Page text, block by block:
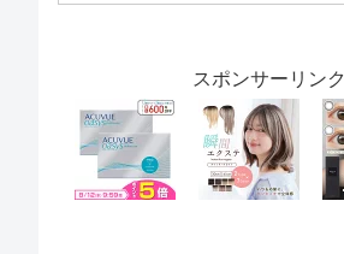
スポンサーリンク